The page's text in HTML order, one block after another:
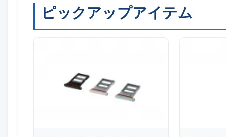
ピックアップアイテム